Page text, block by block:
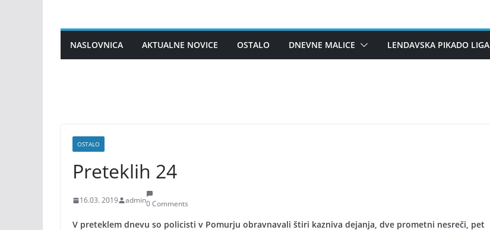
contentNASLOVNICA AKTUALNE NOVICE OSTALO DNEVNE MALICE LENDAVSKA PIKADO LIGA
OSTALO
Preteklih 24
16.03. 2019 admin0 Comments
V preteklem dnevu so policisti v Pomurju obravnavali štiri kazniva dejanja, dve prometni nesreči, pet